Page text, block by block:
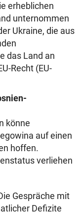
erheblichen
unternommen
Ukraine, die aus
das Land an
Recht (EU-
könne
auf einen
hoffen.
verliehen
Gespräche mit
Defizite